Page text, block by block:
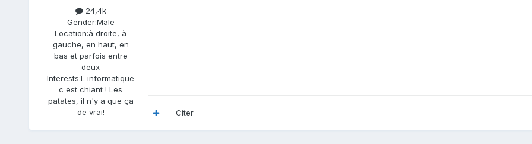
24,4k
Gender:Male
Location:à droite, à
gauche, en haut, en
bas et parfois entre
deux
Interests:L informatique
c est chiant ! Les
patates, il n'y a que ça
de vrai!
Citer